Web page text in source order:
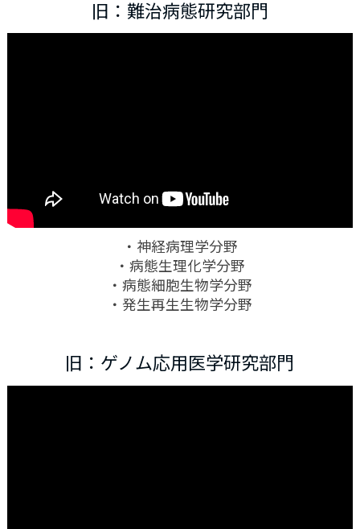
旧：難治病態研究部門
・神経病理学分野
・病態生理化学分野
・病態細胞生物学分野
・発生再生生物学分野
旧：ゲノム応用医学研究部門